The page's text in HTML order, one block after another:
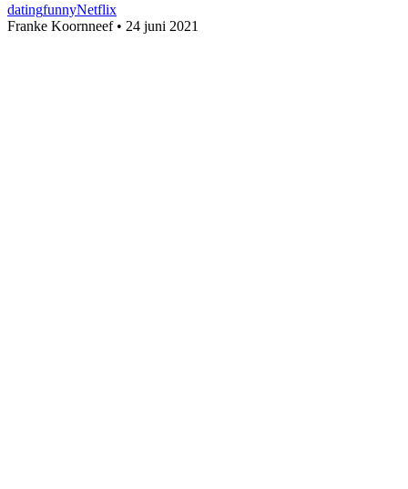
datingfunnyNetflix
Franke Koornneef• 24 juni 2021